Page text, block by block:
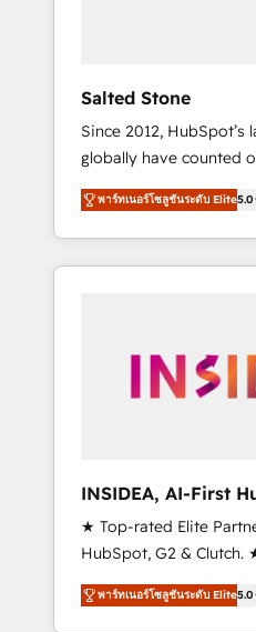
Salted Stone
Since 2012, HubSpot’s
globally have counted
migrations, change
integration, and
deliver measurable
brand experiences As one of the few full-
globally regionalized
integrated marketing
adoption with change-
programs, and align
service to drive
key HubSpot
across hundreds of
พาร์ทเนอร์โซลูชันระดับ Elite5.0
INSIDEA, AI-First
Onboarding &
★ Top-rated Elite
HubSpot, G2 & Clutch.
Certified Experts &
★ 1,500+
พาร์ทเนอร์โซลูชันระดับ Elite5.0